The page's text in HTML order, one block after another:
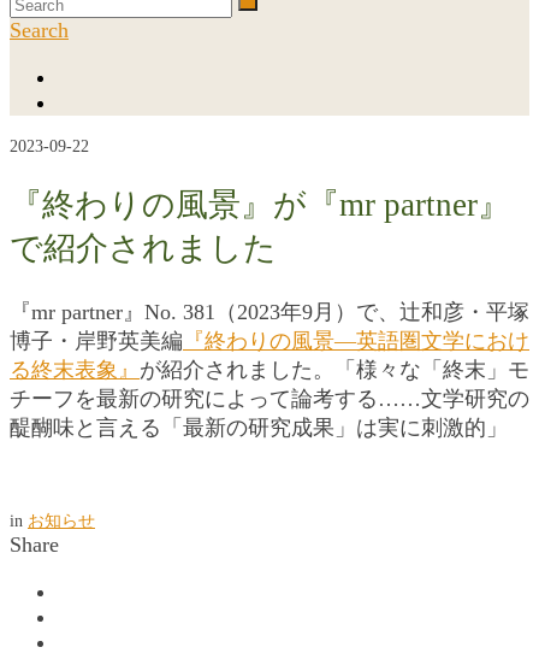
Search
2023-09-22
『終わりの風景』が『mr partner』
で紹介されました
『mr partner』No. 381（2023年9月）で、辻󠄀和彦・平塚
博子・岸野英美編 『終わりの風景―英語圏文学におけ
る終末表象』 が紹介されました。「様々な「終末」モ
チーフを最新の研究によって論考する……文学研究の
醍醐味と言える「最新の研究成果」は実に刺激的」
in お知らせ
Share